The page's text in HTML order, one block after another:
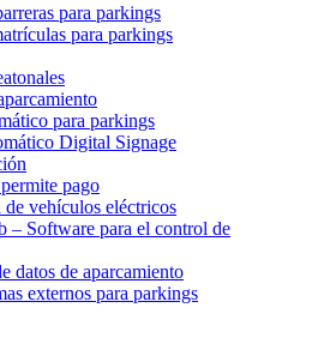
para parkings
para parkings
para parkings
Digital Signage
pago
de vehículos eléctricos
– Software para el control de
datos de aparcamiento
externos para parkings